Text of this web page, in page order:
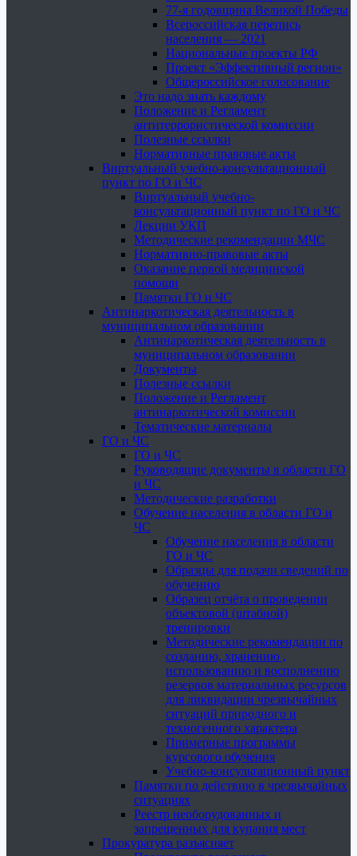
77-я годовщина Великой Победы
Всероссийская перепись
населения — 2021
Национальные проекты РФ
Проект «Эффективный регион»
Общероссийское голосование
Это надо знать каждому
Положение и Регламент
антитеррористической комиссии
Полезные ссылки
Нормативные правовые акты
Виртуальный учебно-консультационный
пункт по ГО и ЧС
Виртуальный учебно-
консультационный пункт по ГО и ЧС
Лекции УКП
Методические рекомендации МЧС
Нормативно-правовые акты
Оказание первой медицинской
помощи
Памятки ГО и ЧС
Антинаркотическая деятельность в
муниципальном образовании
Антинаркотическая деятельность в
муниципальном образовании
Документы
Полезные ссылки
Положение и Регламент
антинаркотической комиссии
Тематические материалы
ГО и ЧС
ГО и ЧС
Руководящие документы в области ГО
и ЧС
Методические разработки
Обучение населения в области ГО и
ЧС
Обучение населения в области
ГО и ЧС
Образцы для подачи сведений по
обучению
Образец отчёта о проведении
объектовой (штабной)
тренировки
Методические рекомендации по
созданию, хранению ,
использованию и восполнению
резервов материальных ресурсов
для ликвидации чрезвычайных
ситуаций природного и
техногенного характера
Примерные программы
курсового обучения
Учебно-консультационный пункт
Памятки по действию в чрезвычайных
ситуациях
Реестр необорудованных и
запрещенных для купания мест
Прокуратура разъясняет